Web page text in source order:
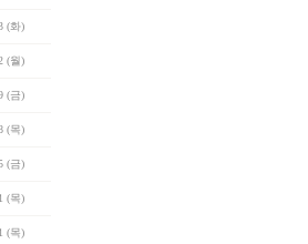
(화)
(월)
(금)
(목)
(금)
(목)
(목)